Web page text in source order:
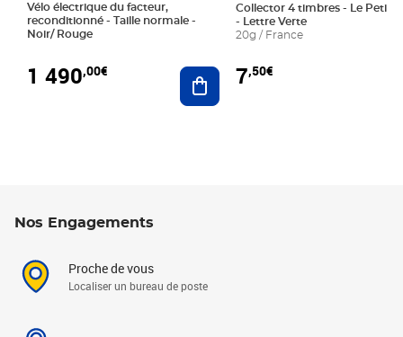
Vélo électrique du facteur,
reconditionné - Taille normale -
Noir/ Rouge
1 490,00€ Ajouter au panier
Collector 4 timbres - Le Petit
- Lettre Verte
20g / France
7,50€
Nos Engagements
Proche de vous
Localiser un bureau de poste